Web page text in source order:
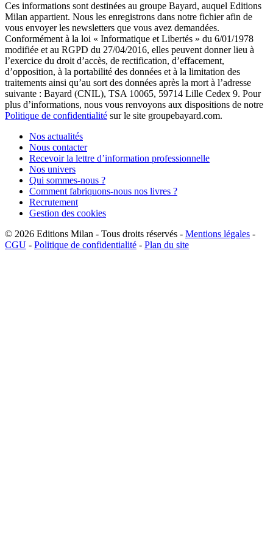
Ces informations sont destinées au groupe Bayard, auquel Editions
Milan appartient. Nous les enregistrons dans notre fichier afin de
vous envoyer les newsletters que vous avez demandées.
Conformément à la loi « Informatique et Libertés » du 6/01/1978
modifiée et au RGPD du 27/04/2016, elles peuvent donner lieu à
l’exercice du droit d’accès, de rectification, d’effacement,
d’opposition, à la portabilité des données et à la limitation des
traitements ainsi qu’au sort des données après la mort à l’adresse
suivante : Bayard (CNIL), TSA 10065, 59714 Lille Cedex 9. Pour
plus d’informations, nous vous renvoyons aux dispositions de notre
Politique de confidentialité sur le site groupebayard.com.
Nos actualités
Nous contacter
Recevoir la lettre d’information professionnelle
Nos univers
Qui sommes-nous ?
Comment fabriquons-nous nos livres ?
Recrutement
Gestion des cookies
© 2026 Editions Milan - Tous droits réservés - Mentions légales -
CGU - Politique de confidentialité - Plan du site